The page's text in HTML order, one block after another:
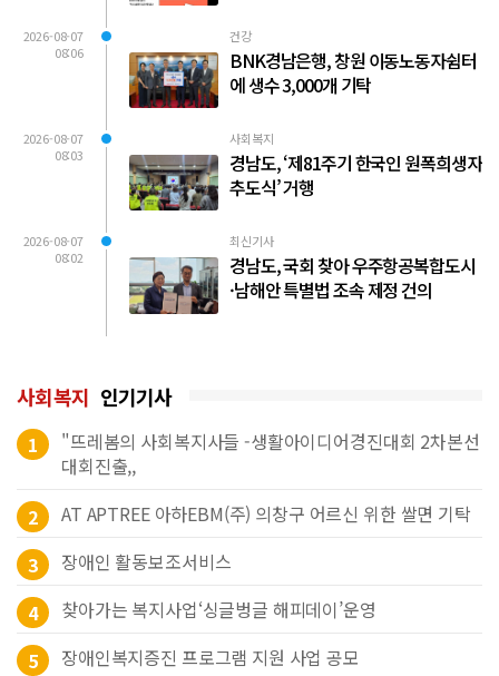
2026-08-07
08:06
건강
BNK경남은행, 창원 이동노동자쉼터
에 생수 3,000개 기탁
2026-08-07
08:03
사회복지
경남도, ‘제81주기 한국인 원폭희생자
추도식’ 거행
2026-08-07
08:02
최신기사
경남도, 국회 찾아 우주항공복합도시
·남해안 특별법 조속 제정 건의
사회복지 인기기사
1
"뜨레봄의 사회복지사들 -생활아이디어경진대회 2차본선
대회진출,,
2
AT APTREE 아하EBM(주) 의창구 어르신 위한 쌀면 기탁
3
장애인 활동보조서비스
4
찾아가는 복지사업‘싱글벙글 해피데이’운영
5
장애인복지증진 프로그램 지원 사업 공모